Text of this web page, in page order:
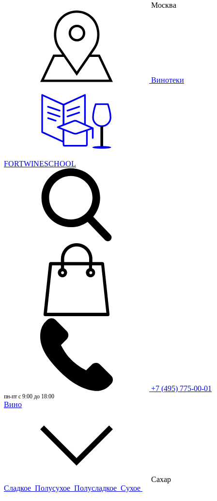
Москва
Винотеки
FORTWINESCHOOL
+7 (495) 775-00-01
пн-пт с 9:00 до 18:00
Вино
Сахар
Сладкое Полусухое Полусладкое Сухое